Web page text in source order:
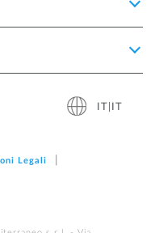
Legali